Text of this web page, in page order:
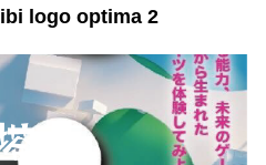
logo optima 2